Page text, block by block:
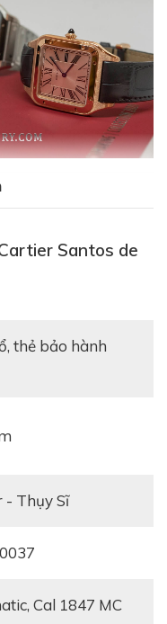
giới chế tác đồng
đó khung chính lẫn
Santos de
- Thụy Sĩ
Cal 1847 MC